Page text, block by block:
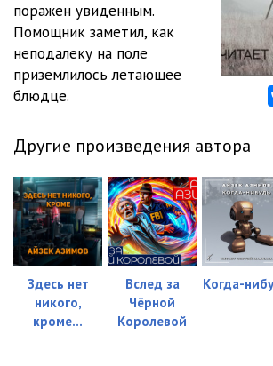
поражен увиденным.
Помощник заметил, как
неподалеку на поле
приземлилось летающее
блюдце.
Другие произведения автора
Здесь нет
никого,
кроме...
Вслед за
Чёрной
Королевой
Когда-